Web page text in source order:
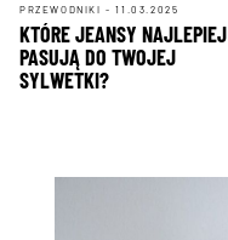
PRZEWODNIKI - 11.03.2025
KTÓRE JEANSY NAJLEPIEJ
PASUJĄ DO TWOJEJ
SYLWETKI?